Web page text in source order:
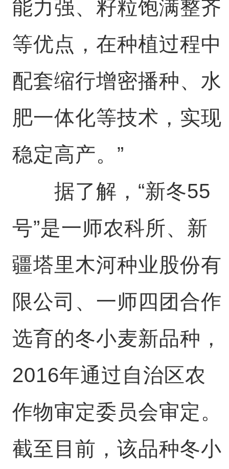
能力强、籽粒饱满整齐
等优点，在种植过程中
配套缩行增密播种、水
肥一体化等技术，实现
稳定高产。”
据了解，“新冬55
号”是一师农科所、新
疆塔里木河种业股份有
限公司、一师四团合作
选育的冬小麦新品种，
2016年通过自治区农
作物审定委员会审定。
截至目前，该品种冬小